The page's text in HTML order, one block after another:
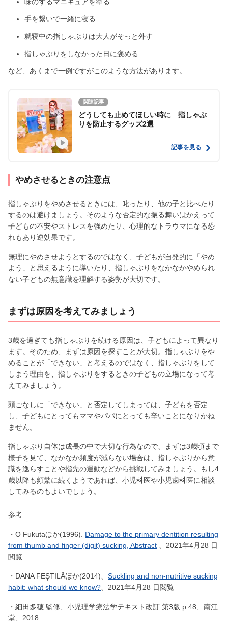
手を繋いで一緒に寝る
就寝中の指しゃぶりは大人がそっと外す
指しゃぶりをしなかった日に褒める
など、あくまで一例ですがこのような方法があります。
関連記事
どうしても止めてほしい時に 指しゃぶ
りを防止するグッズ2選
記事を見る
やめさせるときの注意点
指しゃぶりをやめさせるときには、叱ったり、他の子と比べたり
するのは避けましょう。そのような否定的な振る舞いはかえって
子どもの不安やストレスを強めたり、心理的なトラウマになる恐
れもあり逆効果です。
無理にやめさせようとするのではなく、子どもが自発的に「やめ
よう」と思えるように導いたり、指しゃぶりをなかなかやめられ
ない子どもの無意識を理解する姿勢が大切です。
まずは原因を考えてみましょう
3歳を過ぎても指しゃぶりを続ける原因は、子どもによって異なり
ます。そのため、まずは原因を探すことが大切。指しゃぶりをや
めることが「できない」と考えるのではなく、指しゃぶりをして
しまう理由を、指しゃぶりをするときの子どもの立場になって考
えてみましょう。
頭ごなしに「できない」と否定してしまっては、子どもを否定
し、子どもにとってもママやパパにとっても辛いことになりかね
ません。
指しゃぶり自体は成長の中で大切な行為なので、まずは3歳頃まで
様子を見て、なかなか頻度が減らない場合は、指しゃぶりから意
識を逸らすことや指先の運動などから挑戦してみましょう。もし4
歳以降も頻繁に続くようであれば、小児科医や小児歯科医に相談
してみるのもよいでしょう。
参考
・O Fukutaほか(1996). Damage to the primary dentition resulting
from thumb and finger (digit) sucking, Abstract 、2021年4月28 日
閲覧
・DANA FEŞTILĂほか(2014)、 Suckling and non-nutritive sucking
habit: what should we know? 、2021年4月28 日閲覧
・細田多穂 監修、小児理学療法学テキスト改訂 第3版 p.48、南江
堂、2018